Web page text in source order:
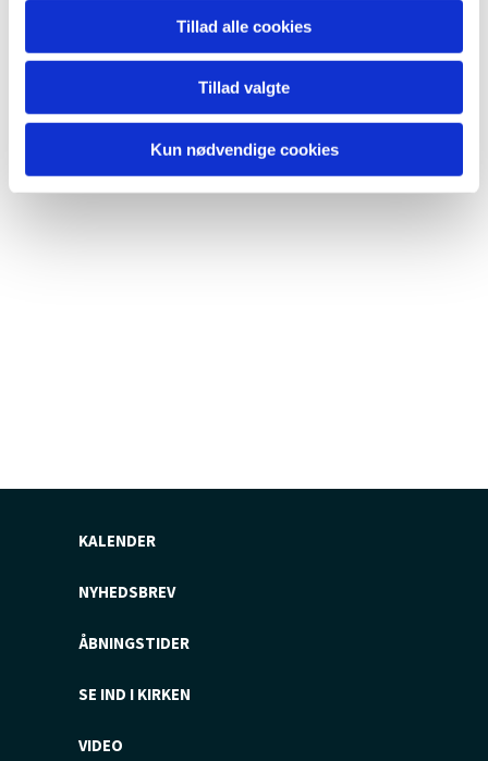
Tillad alle cookies
Tillad valgte
Kun nødvendige cookies
KALENDER
NYHEDSBREV
ÅBNINGSTIDER
SE IND I KIRKEN
VIDEO